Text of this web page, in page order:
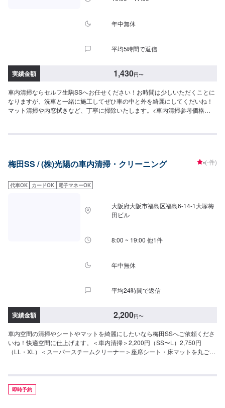
年中無休
平均5時間で返信
実績金額 1,430円〜
車内清掃ならセルフ生駒SSへお任せください！お時間は少しいただくことに
なりますが、洗車と一緒に施工してぜひ車の中と外を綺麗にしてくだいね！
マット清掃や内窓拭きなど、丁寧に掃除いたします。<車内清掃参考価格
梅田SS / (株)光陽の車内清掃・クリーニング -(-件)
代車OK カードOK 電子マネーOK
大阪府大阪市福島区福島6-14-1大塚梅
田ビル
8:00 ~ 19:00 他1件
年中無休
平均24時間で返信
実績金額 2,200円〜
車内空間の清掃やシートやマットを綺麗にしたいなら梅田SSへご依頼くださ
いね！快適空間に仕上げます。＜車内清掃＞2,200円（SS〜L）2,750円
（LL・XL）＜スーパースチームクリーナー＞座席シート・床マットを丸ごと
即時予約